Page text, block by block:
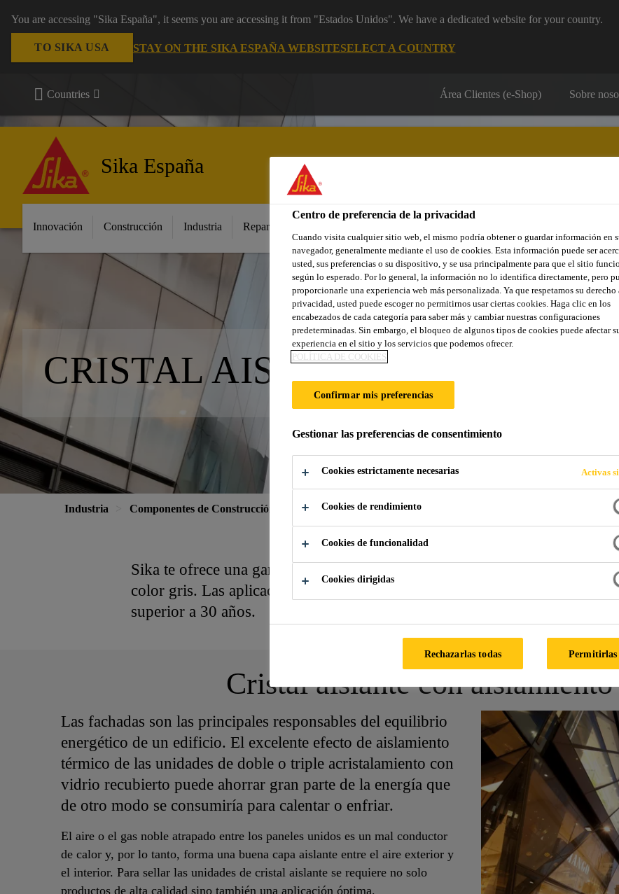
You are accessing "Sika España", it seems you are accessing it from "Estados Unidos". We have a dedicated website for your country.
TO SIKA USA STAY ON THE SIKA ESPAÑA WEBSITESELECT A COUNTRY
Countries Área Clientes (e-Shop) Sobre
Sika España
Innovación Construcción Industria Repara tu casa
CRISTAL AISLANTE
Industria Componentes de Construcción Fachadas Cristal aislante
Sika te ofrece una gama completa de productos para el sellado de cristal
color gris. Las aplicaciones para cristal aislante son soluciones de
superior a 30 años.
Cristal aislante con
Las fachadas son las principales responsables del equilibrio
energético de un edificio. El excelente efecto de aislamiento
térmico de las unidades de doble o triple acristalamiento con
vidrio recubierto puede ahorrar gran parte de la energía que
de otro modo se consumiría para calentar o enfriar.
El aire o el gas noble atrapado entre los paneles unidos es un mal conductor
de calor y, por lo tanto, forma una buena capa aislante entre el aire exterior y
el interior. Para sellar las unidades de cristal aislante se requiere no solo
productos de alta calidad sino también una aplicación óptima.
Centro de preferencia de la privacidad
Cuando visita cualquier sitio web, el mismo podría obtener o guardar información en
navegador, generalmente mediante el uso de cookies. Esta información puede ser
usted, sus preferencias o su dispositivo, y se usa principalmente para que el sitio
según lo esperado. Por lo general, la información no lo identifica directamente, pero
proporcionarle una experiencia web más personalizada. Ya que respetamos su derecho
privacidad, usted puede escoger no permitirnos usar ciertas cookies. Haga clic en los
encabezados de cada categoría para saber más y cambiar nuestras configuraciones
predeterminadas. Sin embargo, el bloqueo de algunos tipos de cookies puede afectar
experiencia en el sitio y los servicios que podemos ofrecer.
POLÍTICA DE COOKIES
Confirmar mis preferencias
Gestionar las preferencias de consentimiento
Cookies estrictamente necesarias Activas
Cookies de rendimiento
Cookies de funcionalidad
Cookies dirigidas
Rechazarlas todas Permitirlas